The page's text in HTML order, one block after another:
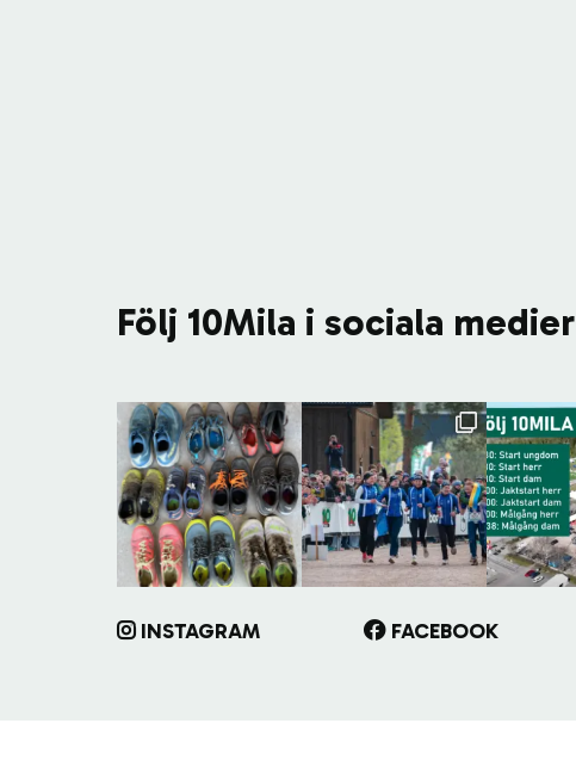
Följ 10Mila i sociala medier
INSTAGRAM FACEBOOK